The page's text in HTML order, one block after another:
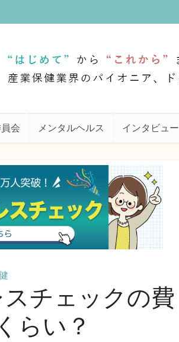
会 メンタルヘルス インタビュー
スチェックの費
らい？